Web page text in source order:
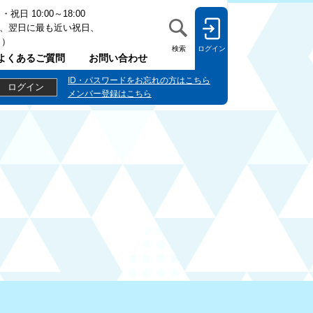
くあるご質問 お問い合わせ
検索 ログイン
祝日 10:00～18:00
翌日に最も近い祝日、